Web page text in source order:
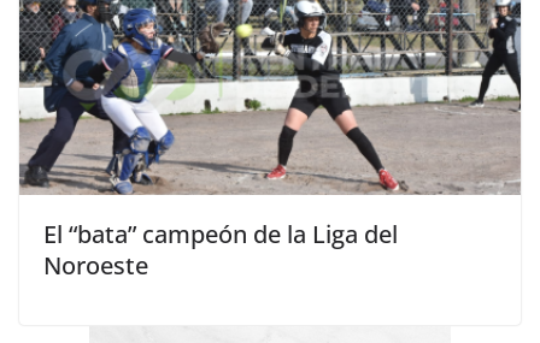
El “bata” campeón de la Liga del
Noroeste